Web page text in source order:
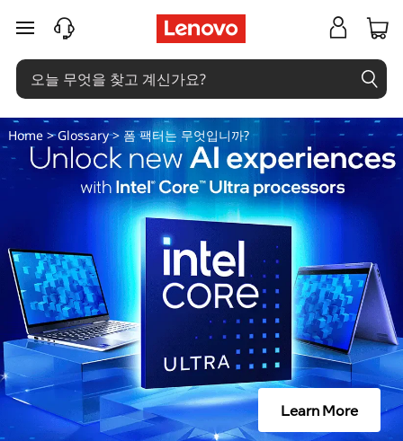
폼
팩
터
는
무
입
니
까
?
주요 콘텐츠로 건너뛰기
Home>Glossary> 폼 팩터는 무엇입니까?
Learn More